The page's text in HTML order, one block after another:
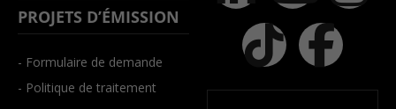
PROJETS D’ÉMISSION
- Formulaire de demande
- Politique de traitement